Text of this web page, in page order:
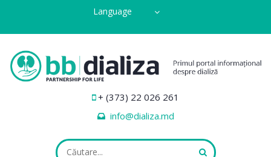
Language
+ (373) 22 026 261
info@dializa.md